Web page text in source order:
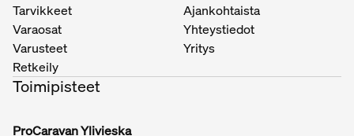
Tarvikkeet
Varaosat
Varusteet
Retkeily
Ajankohtaista
Yhteystiedot
Yritys
Toimipisteet
ProCaravan Ylivieska